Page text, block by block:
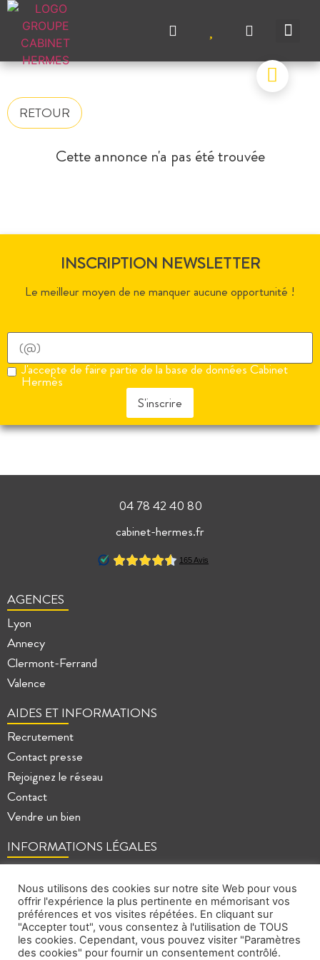
RETOUR
Cette annonce n'a pas été trouvée
INSCRIPTION NEWSLETTER
Le meilleur moyen de ne manquer aucune opportunité !
J'accepte de faire partie de la base de données Cabinet
Hermès
S'inscrire
04 78 42 40 80
cabinet-hermes.fr
AGENCES
Lyon
Annecy
Clermont-Ferrand
Valence
AIDES ET INFORMATIONS
Recrutement
Contact presse
Rejoignez le réseau
Contact
Vendre un bien
INFORMATIONS LÉGALES
Mentions légales
Politique de confidentialité
Plan du site
Nous utilisons des cookies sur notre site Web pour vous
offrir l'expérience la plus pertinente en mémorisant vos
préférences et vos visites répétées. En cliquant sur
"Accepter tout", vous consentez à l'utilisation de TOUS
les cookies. Cependant, vous pouvez visiter "Paramètres
des cookies" pour fournir un consentement contrôlé.